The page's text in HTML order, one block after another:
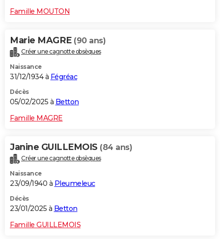
Famille MOUTON
Marie MAGRE (90 ans)
Créer une cagnotte obsèques
Naissance
31/12/1934 à Fégréac
Décès
05/02/2025 à Betton
Famille MAGRE
Janine GUILLEMOIS (84 ans)
Créer une cagnotte obsèques
Naissance
23/09/1940 à Pleumeleuc
Décès
23/01/2025 à Betton
Famille GUILLEMOIS